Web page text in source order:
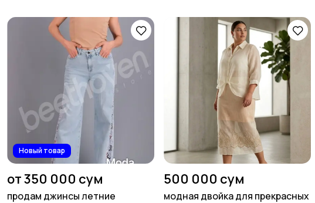
Новый товар
от 350 000 сум
продам джинсы летние
500 000 сум
модная двойка для прекрасных